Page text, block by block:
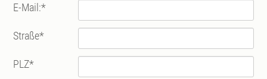
E-Mail:*
Straße*
PLZ*